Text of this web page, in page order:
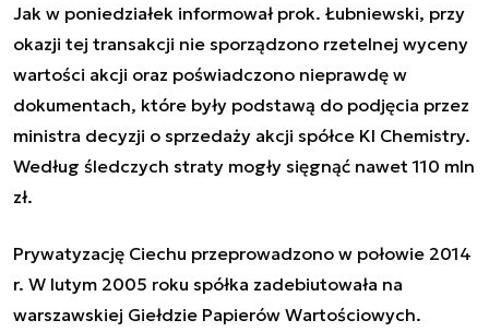
Jak w poniedziałek informował prok. Łubniewski, przy
okazji tej transakcji nie sporządzono rzetelnej wyceny
wartości akcji oraz poświadczono nieprawdę w
dokumentach, które były podstawą do podjęcia przez
ministra decyzji o sprzedaży akcji spółce KI Chemistry.
Według śledczych straty mogły sięgnąć nawet 110 mln
zł.
Prywatyzację Ciechu przeprowadzono w połowie 2014
r. W lutym 2005 roku spółka zadebiutowała na
warszawskiej Giełdzie Papierów Wartościowych.